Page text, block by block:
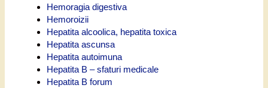
Hemoragia digestiva
Hemoroizii
Hepatita alcoolica, hepatita toxica
Hepatita ascunsa
Hepatita autoimuna
Hepatita B – sfaturi medicale
Hepatita B forum